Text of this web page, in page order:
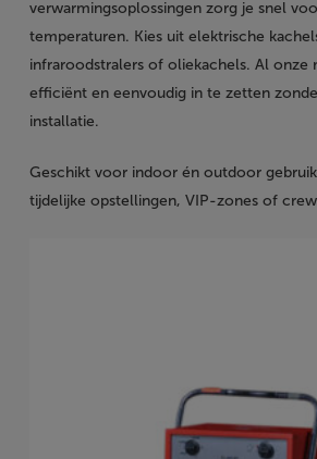
verwarmingsoplossingen zorg je snel
temperaturen. Kies uit elektrische
infraroodstralers of oliekachels. Al onze
efficiënt en eenvoudig in te zetten
installatie.
Geschikt voor indoor én outdoor
tijdelijke opstellingen, VIP-zones of